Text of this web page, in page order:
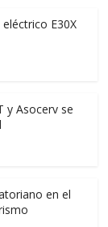
E30X
y Asocerv se
en el